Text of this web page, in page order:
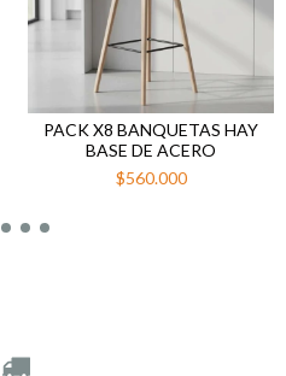
PACK X8 BANQUETAS HAY
BASE DE ACERO
$560.000